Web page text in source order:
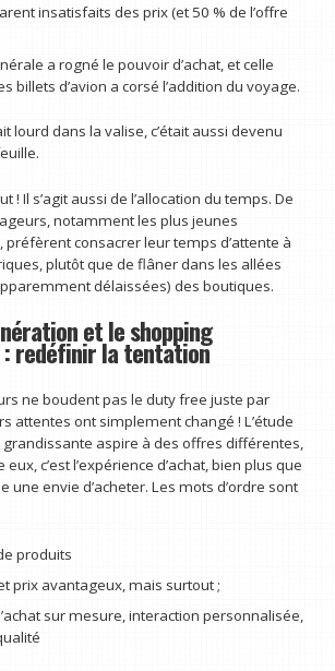
insatisfaits des prix (et 50 % de l’offre
a rogné le pouvoir d’achat, et celle
billets d’avion a corsé l’addition du voyage.
lourd dans la valise, c’était aussi devenu
! Il s’agit aussi de l’allocation du temps. De
notamment les plus jeunes
préfèrent consacrer leur temps d’attente à
plutôt que de flâner dans les allées
délaissées) des boutiques.
et le shopping
redéfinir la tentation
ne boudent pas le duty free juste par
attentes ont simplement changé ! L’étude
grandissante aspire à des offres différentes,
eux, c’est l’expérience d’achat, bien plus que
une envie d’acheter. Les mots d’ordre sont
produits
prix avantageux, mais surtout ;
sur mesure, interaction personnalisée,